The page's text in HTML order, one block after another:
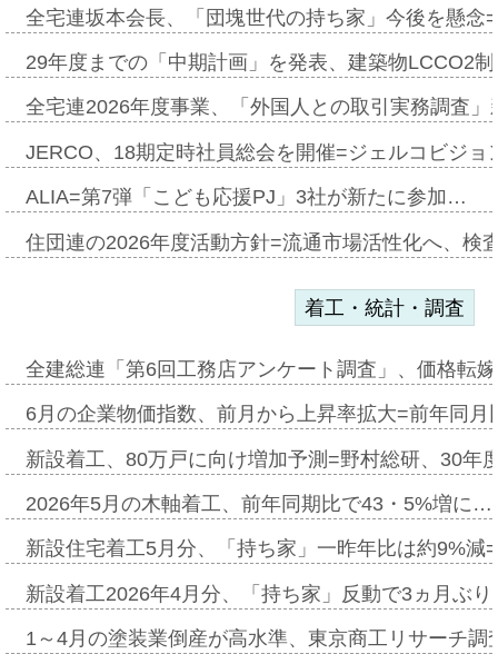
全宅連坂本会長、「団塊世代の持ち家」今後を懸
29年度までの「中期計画」を発表、建築物LCCO2
全宅連2026年度事業、「外国人との取引実務調査
JERCO、18期定時社員総会を開催=ジェルコビジ
ALIA=第7弾「こども応援PJ」3社が新たに参加…
住団連の2026年度活動方針=流通市場活性化へ、検
着工・統計・調査
全建総連「第6回工務店アンケート調査」、価格転
6月の企業物価指数、前月から上昇率拡大=前年同
新設着工、80万戸に向け増加予測=野村総研、30年
2026年5月の木軸着工、前年同期比で43・5%増に…
新設住宅着工5月分、「持ち家」一昨年比は約9%
新設着工2026年4月分、「持ち家」反動で3ヵ月ぶ
1～4月の塗装業倒産が高水準、東京商工リサーチ